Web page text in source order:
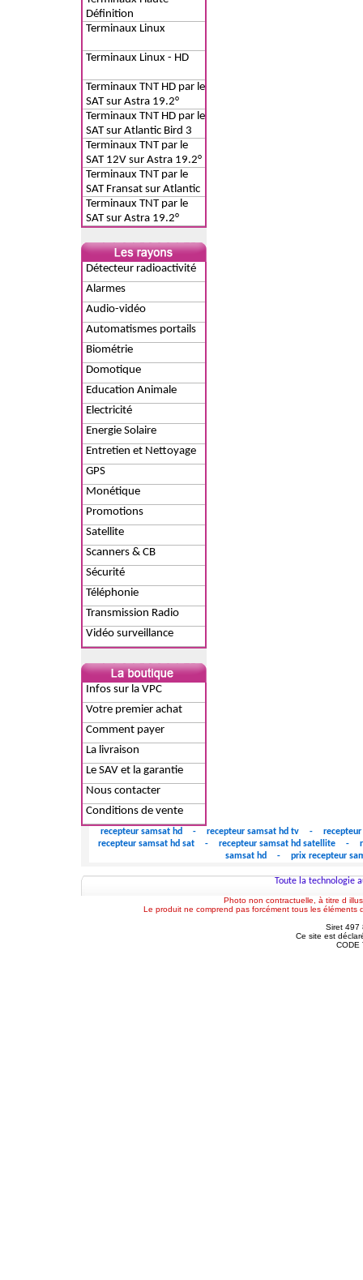
Définition
Terminaux Linux
Terminaux Linux - HD
Terminaux TNT HD par le
SAT sur Astra 19.2°
Terminaux TNT HD par le
SAT sur Atlantic Bird 3
Terminaux TNT par le
SAT 12V sur Astra 19.2°
Terminaux TNT par le
SAT Fransat sur Atlantic
Bird 3
Terminaux TNT par le
SAT sur Astra 19.2°
Détecteur radioactivité
Alarmes
Audio-vidéo
Automatismes portails
Biométrie
Domotique
Education Animale
Electricité
Energie Solaire
Entretien et Nettoyage
GPS
Monétique
Promotions
Satellite
Scanners & CB
Sécurité
Téléphonie
Transmission Radio
Vidéo surveillance
Infos sur la VPC
Votre premier achat
Comment payer
La livraison
Le SAV et la garantie
Nous contacter
Conditions de vente
recepteur samsat hd - recepteur samsat hd tv -
recepteur samsat hd sat
- recepteur samsat hd satellite -
samsat hd
- prix recepteur
Toute la technologie
Photo non contractuelle, à titre d
Le produit ne comprend pas forcément tous les
Siret 497
Ce site est
CODE